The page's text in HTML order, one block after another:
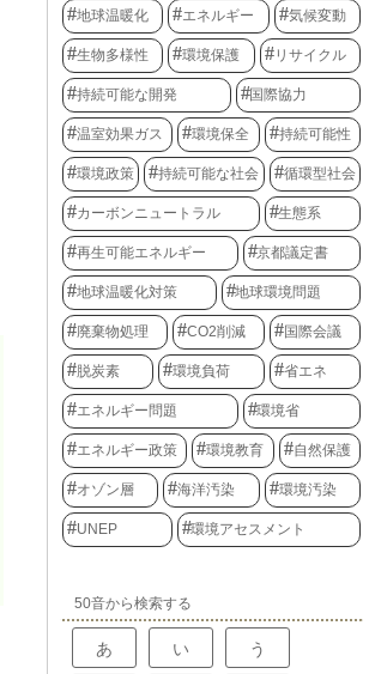
地球温暖化 エネルギー 気候変動
生物多様性 環境保護 リサイクル
持続可能な開発 国際協力
温室効果ガス 環境保全 持続可能性
環境政策 持続可能な社会 循環型社会
カーボンニュートラル 生態系
再生可能エネルギー 京都議定書
地球温暖化対策 地球環境問題
廃棄物処理 CO2削減 国際会議
脱炭素 環境負荷 省エネ
エネルギー問題 環境省
エネルギー政策 環境教育 自然保護
オゾン層 海洋汚染 環境汚染
UNEP 環境アセスメント
50音から検索する
あ い う